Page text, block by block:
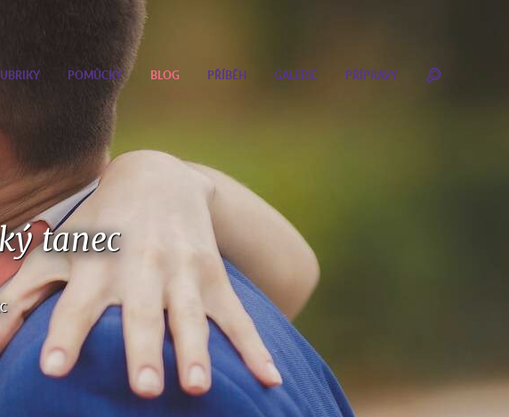
POMŮCKY BLOG PŘÍBĚH GALERIE PŘÍPRAVY
tanec